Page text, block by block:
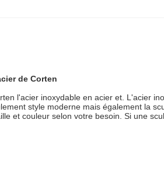
de Corten
l'acier inoxydable en acier et. L'acier
style moderne mais également la
et couleur selon votre besoin. Si une